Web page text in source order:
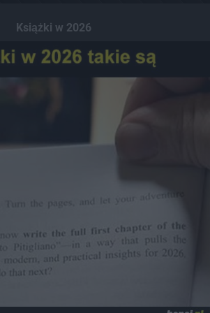
Książki w 2026